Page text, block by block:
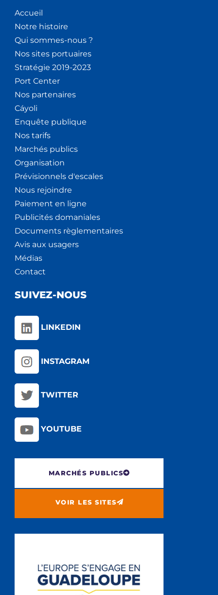
Accueil
Notre histoire
Qui sommes-nous ?
Nos sites portuaires
Stratégie 2019-2023
Port Center
Nos partenaires
Cáyoli
Enquête publique
Nos tarifs
Marchés publics
Organisation
Prévisionnels d'escales
Nous rejoindre
Paiement en ligne
Publicités domaniales
Documents règlementaires
Avis aux usagers
Médias
Contact
SUIVEZ-NOUS
LINKEDIN
INSTAGRAM
TWITTER
YOUTUBE
MARCHÉS PUBLICS
VOIR LES SITES